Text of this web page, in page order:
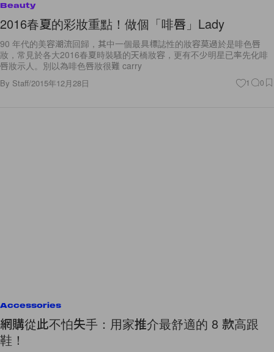
Beauty
2016春夏的彩妝重點！做個「啡唇」Lady
90 年代的美容潮流回歸，其中一個最具標誌性的妝容莫過於是啡色唇
妝，常見於各大2016春夏時裝騷的天橋妝容，更有不少明星已率先化啡
唇妝示人。別以為啡色唇妝很難 carry
By Staff/2015年12月28日 1 0
Accessories
網購從此不怕失手：用家推介最舒適的 8 款高跟
鞋！